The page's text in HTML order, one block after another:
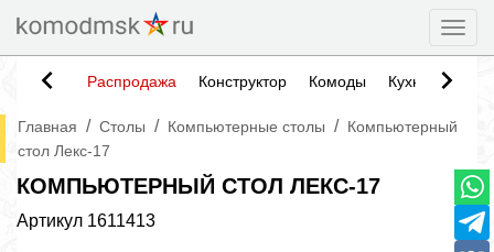
Распродажа Конструктор Комоды Кухни
Главная / Столы / Компьютерные столы / Компьютерный
стол Лекс-17
КОМПЬЮТЕРНЫЙ СТОЛ ЛЕКС-17
Артикул 1611413